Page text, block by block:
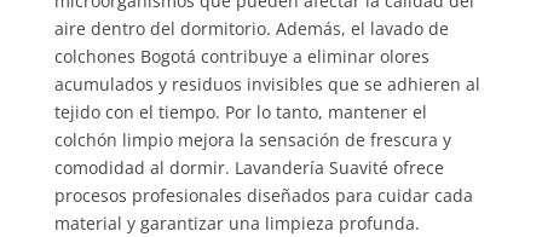
aire dentro del dormitorio. Además, el lavado de
colchones Bogotá contribuye a eliminar olores
acumulados y residuos invisibles que se adhieren al
tejido con el tiempo. Por lo tanto, mantener el
colchón limpio mejora la sensación de frescura y
comodidad al dormir. Lavandería Suavité ofrece
procesos profesionales diseñados para cuidar cada
material y garantizar una limpieza profunda.